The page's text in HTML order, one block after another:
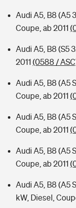
Audi A5, B8 (A5
Coupe, ab 2011
Audi A5, B8 (S5
2011 (0588 /
Audi A5, B8 (A5
Coupe, ab 2011
Audi A5, B8 (A5
Coupe, ab 2011
Audi A5, B8 (A5
Coupe, ab 2011
Audi A5, B8 (A5
kW, Diesel,